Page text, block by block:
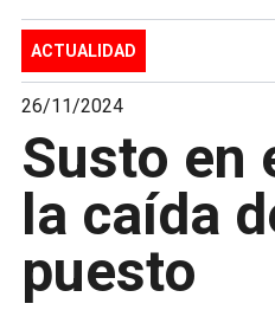
ACTUALIDAD
26/11/2024
Susto en
la caída
puesto